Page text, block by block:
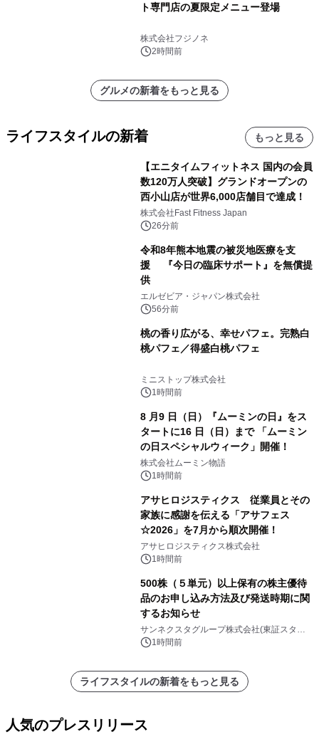
ト専門店の夏限定メニュー登場
株式会社フジノネ
2時間前
グルメの新着をもっと見る
ライフスタイルの新着 もっと見る
【エニタイムフィットネス 国内の会員
数120万人突破】グランドオープンの
西小山店が世界6,000店舗目で達成！
株式会社Fast Fitness Japan
26分前
令和8年熊本地震の被災地医療を支
援 『今日の臨床サポート』を無償提
供
エルゼビア・ジャパン株式会社
56分前
桃の香り広がる、幸せパフェ。完熟白
桃パフェ／得盛白桃パフェ
ミニストップ株式会社
1時間前
8 月9 日（日）『ムーミンの日』をス
タートに16 日（日）まで 「ムーミン
の日スペシャルウィーク」開催！
株式会社ムーミン物語
1時間前
アサヒロジスティクス 従業員とその
家族に感謝を伝える「アサフェス
☆2026」を7月から順次開催！
アサヒロジスティクス株式会社
1時間前
500株（５単元）以上保有の株主優待
品のお申し込み方法及び発送時期に関
するお知らせ
サンネクスタグループ株式会社(東証スタン
ダード上場 コード8945）
1時間前
ライフスタイルの新着をもっと見る
人気のプレスリリース